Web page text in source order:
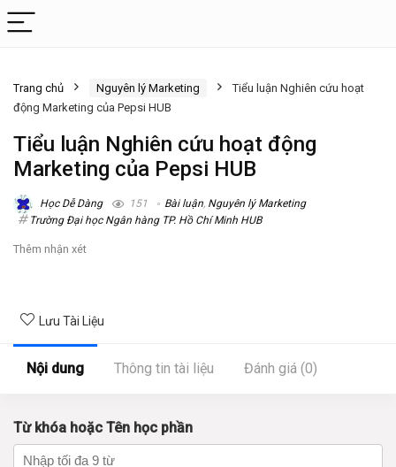
Trang chủ Nguyên lý Marketing
Tiểu luận Nghiên cứu hoạt
động Marketing của Pepsi HUB
Tiểu luận Nghiên cứu hoạt động
Marketing của Pepsi HUB
Học Dễ Dàng 151 Bài luận, Nguyên lý Marketing
Trường Đại học Ngân hàng TP. Hồ Chí Minh HUB
Thêm nhận xét
Lưu Tài Liệu
Nội dung Thông tin tài liệu Đánh giá (0)
Từ khóa hoặc Tên học phần